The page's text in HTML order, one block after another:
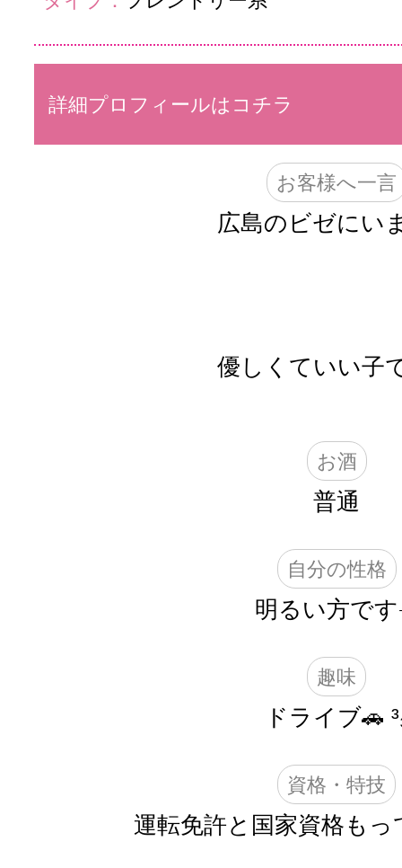
詳細プロフィールはコチラ
お客様へ一言
広島のビゼにい
優しくていい子
お酒
普通
自分の性格
明るい方で
趣味
ドライブ🚗
資格・特技
運転免許と国家資格も